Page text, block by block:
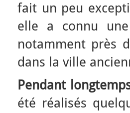
fait un peu
elle a connu
notamment près
dans la ville
Pendant
été réalisés